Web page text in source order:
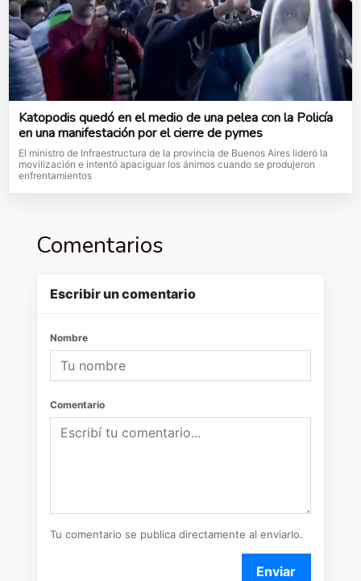
Katopodis quedó en el medio de una pelea con la Policía
en una manifestación por el cierre de pymes
El ministro de Infraestructura de la provincia de Buenos Aires lideró la
movilización e intentó apaciguar los ánimos cuando se produjeron
enfrentamientos
Comentarios
Escribir un comentario
Nombre
Comentario
Tu comentario se publica directamente al enviarlo.
Enviar